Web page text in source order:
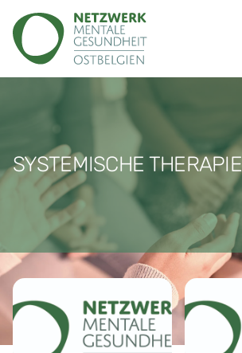
SYSTEMISCHE THERAPIE